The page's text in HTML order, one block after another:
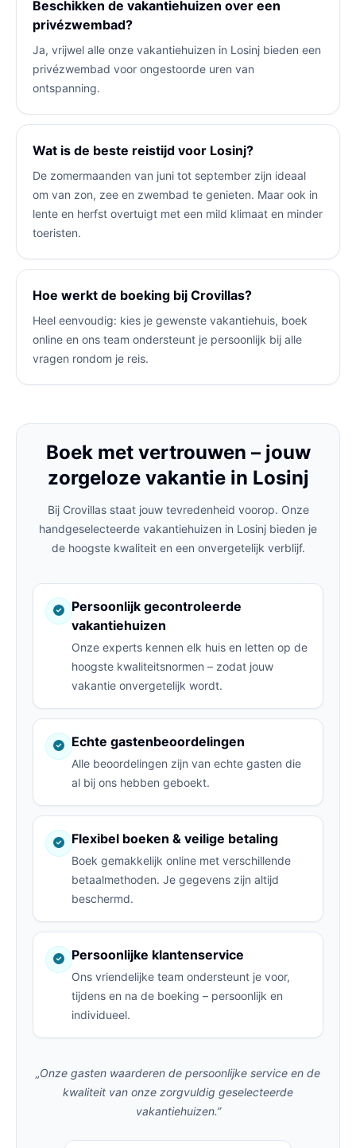
Beschikken de vakantiehuizen over een
privézwembad?
Ja, vrijwel alle onze vakantiehuizen in Losinj bieden een
privézwembad voor ongestoorde uren van
ontspanning.
Wat is de beste reistijd voor Losinj?
De zomermaanden van juni tot september zijn ideaal
om van zon, zee en zwembad te genieten. Maar ook in
lente en herfst overtuigt met een mild klimaat en minder
toeristen.
Hoe werkt de boeking bij Crovillas?
Heel eenvoudig: kies je gewenste vakantiehuis, boek
online en ons team ondersteunt je persoonlijk bij alle
vragen rondom je reis.
Boek met vertrouwen – jouw
zorgeloze vakantie in Losinj
Bij Crovillas staat jouw tevredenheid voorop. Onze
handgeselecteerde vakantiehuizen in Losinj bieden je
de hoogste kwaliteit en een onvergetelijk verblijf.
Persoonlijk gecontroleerde
vakantiehuizen
Onze experts kennen elk huis en letten op de
hoogste kwaliteitsnormen – zodat jouw
vakantie onvergetelijk wordt.
Echte gastenbeoordelingen
Alle beoordelingen zijn van echte gasten die
al bij ons hebben geboekt.
Flexibel boeken & veilige betaling
Boek gemakkelijk online met verschillende
betaalmethoden. Je gegevens zijn altijd
beschermd.
Persoonlijke klantenservice
Ons vriendelijke team ondersteunt je voor,
tijdens en na de boeking – persoonlijk en
individueel.
„Onze gasten waarderen de persoonlijke service en de
kwaliteit van onze zorgvuldig geselecteerde
vakantiehuizen.”